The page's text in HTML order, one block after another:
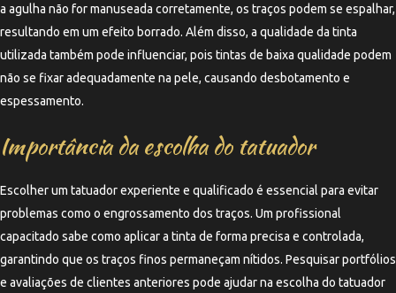
a agulha não for manuseada corretamente, os traços podem se espalhar,
resultando em um efeito borrado. Além disso, a qualidade da tinta
utilizada também pode influenciar, pois tintas de baixa qualidade podem
não se fixar adequadamente na pele, causando desbotamento e
espessamento.
Importância da escolha do tatuador
Escolher um tatuador experiente e qualificado é essencial para evitar
problemas como o engrossamento dos traços. Um profissional
capacitado sabe como aplicar a tinta de forma precisa e controlada,
garantindo que os traços finos permaneçam nítidos. Pesquisar portfólios
e avaliações de clientes anteriores pode ajudar na escolha do tatuador